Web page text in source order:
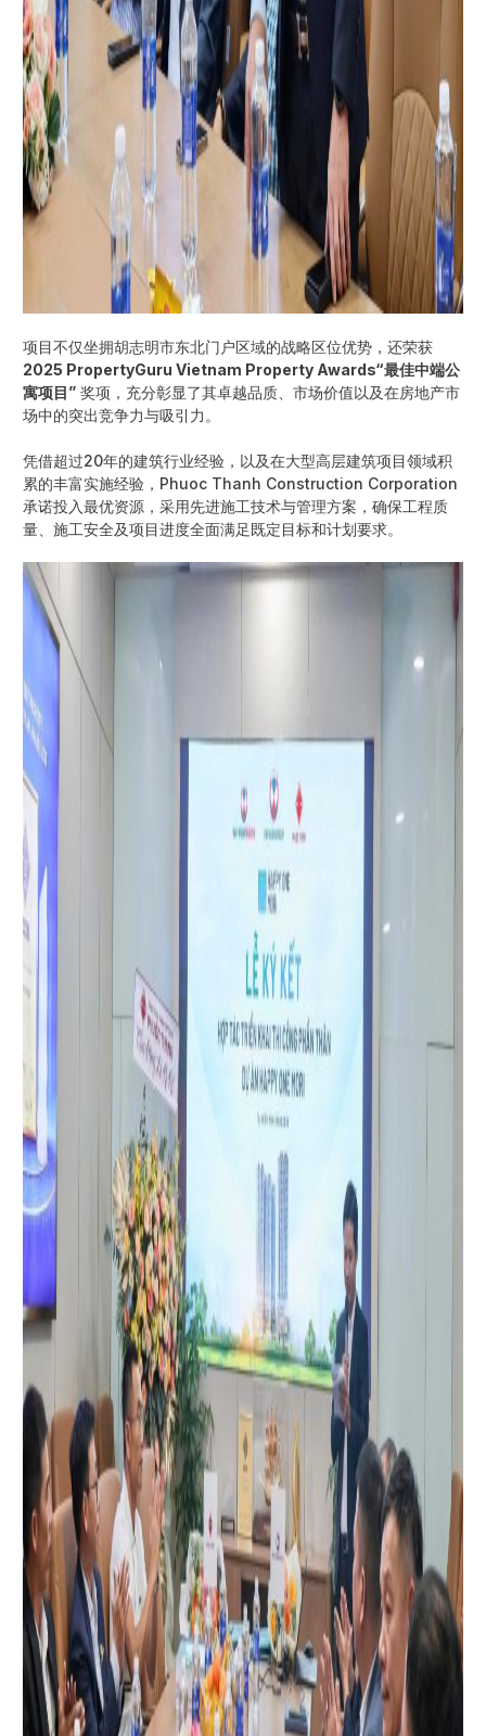
项目不仅坐拥胡志明市东北门户区域的战略区位优势，还荣获
2025 PropertyGuru Vietnam Property Awards“最佳中端公
寓项目” 奖项，充分彰显了其卓越品质、市场价值以及在房地产市
场中的突出竞争力与吸引力。
凭借超过20年的建筑行业经验，以及在大型高层建筑项目领域积
累的丰富实施经验，Phuoc Thanh Construction Corporation
承诺投入最优资源，采用先进施工技术与管理方案，确保工程质
量、施工安全及项目进度全面满足既定目标和计划要求。